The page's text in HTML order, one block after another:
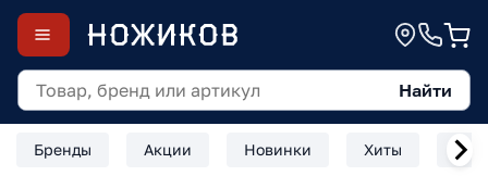
Найти
Бренды Акции Новинки Хиты